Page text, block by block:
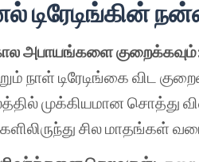
டிரேடிங்கின்
அபாயங்களை
நாள் டிரேடிங்கை விட
முக்கியமான சொத்து
சில மாதங்கள்